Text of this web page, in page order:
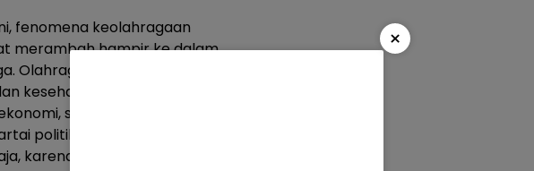
fenomena keolahragaan
merambah hampir ke dalam
Olahraga tidak hanya dilakukan
kesehatan, karena ternyata
sosial, dan budaya. Jadi,
politik menjadi ketua cabang
karena memang dinamikanya
×